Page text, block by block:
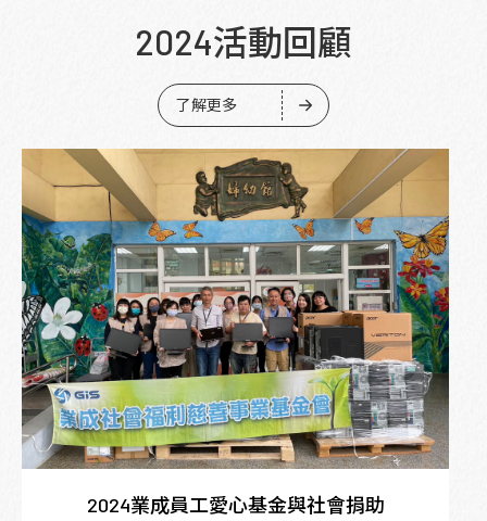
2024活動回顧
了解更多
2024業成員工愛心基金與社會捐助